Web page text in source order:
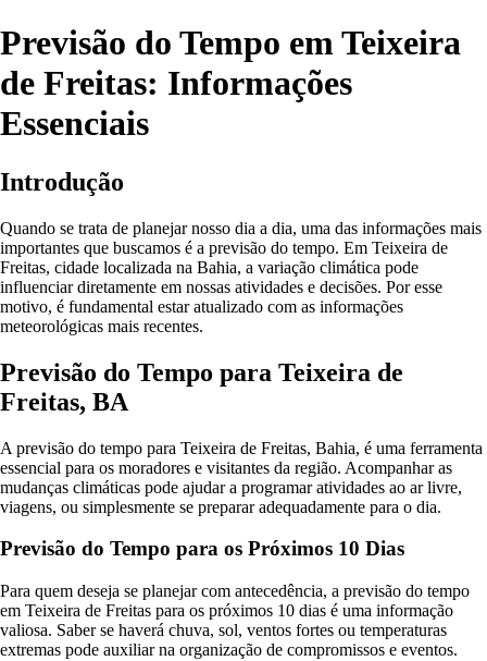
Previsão do Tempo em Teixeira
de Freitas: Informações
Essenciais
Introdução
Quando se trata de planejar nosso dia a dia, uma das informações mais
importantes que buscamos é a previsão do tempo. Em Teixeira de
Freitas, cidade localizada na Bahia, a variação climática pode
influenciar diretamente em nossas atividades e decisões. Por esse
motivo, é fundamental estar atualizado com as informações
meteorológicas mais recentes.
Previsão do Tempo para Teixeira de
Freitas, BA
A previsão do tempo para Teixeira de Freitas, Bahia, é uma ferramenta
essencial para os moradores e visitantes da região. Acompanhar as
mudanças climáticas pode ajudar a programar atividades ao ar livre,
viagens, ou simplesmente se preparar adequadamente para o dia.
Previsão do Tempo para os Próximos 10 Dias
Para quem deseja se planejar com antecedência, a previsão do tempo
em Teixeira de Freitas para os próximos 10 dias é uma informação
valiosa. Saber se haverá chuva, sol, ventos fortes ou temperaturas
extremas pode auxiliar na organização de compromissos e eventos.